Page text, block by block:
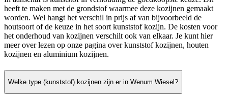
heeft te maken met de grondstof waarmee deze kozijnen gemaakt
worden. Wel hangt het verschil in prijs af van bijvoorbeeld de
houtsoort of de keuze in het soort kunststof kozijn. De kosten voor
het onderhoud van kozijnen verschilt ook van elkaar. Je kunt hier
meer over lezen op onze pagina over kunststof kozijnen, houten
kozijnen en aluminium kozijnen.
Welke type (kunststof) kozijnen zijn er in Wenum Wiesel?